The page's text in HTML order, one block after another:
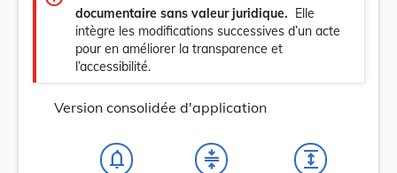
documentaire sans valeur juridique. Elle
intègre les modifications successives d’un acte
pour en améliorer la transparence et
l’accessibilité.
Version consolidée d'application
notifications_none compress expand